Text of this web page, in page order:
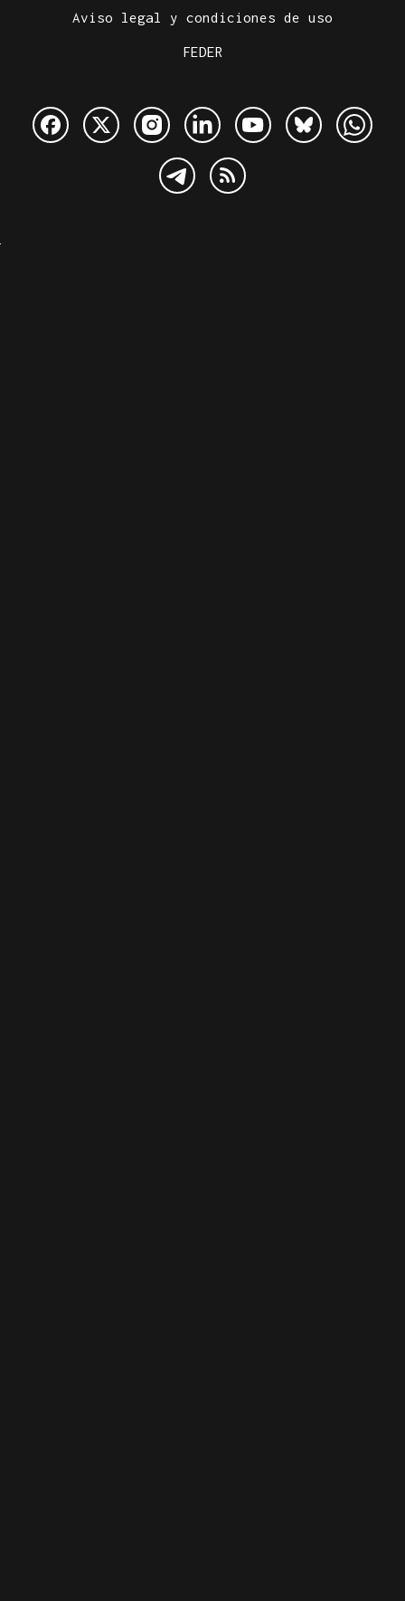
Aviso legal y condiciones de uso
FEDER